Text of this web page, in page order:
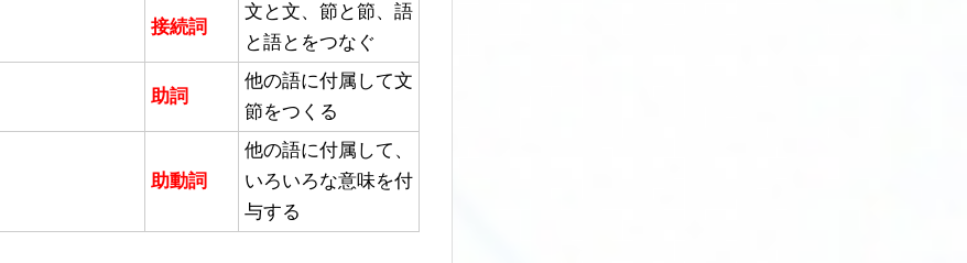
接続詞
文と文、節と節、語
と語とをつなぐ
助詞
他の語に付属して文
節をつくる
助動詞
他の語に付属して、
いろいろな意味を付
与する